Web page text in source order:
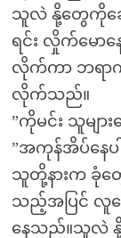
သူလဲ နို့တွေကိုခ
ရင်း လှိုက်မေ
လိုက်ကာ ဘရာ
လိုက်သည်။
”ကိုမင်း သူမျ
”အကုန်အိပ်နေပ
သူတို့နားက ခုံတွ
သည့်အပြင် လူ
နေသည်။သူလဲ နို့